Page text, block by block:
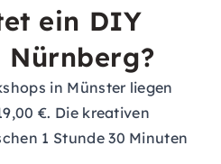
ein DIY
Nürnberg?
in Münster liegen
€. Die kreativen
1 Stunde 30 Minuten